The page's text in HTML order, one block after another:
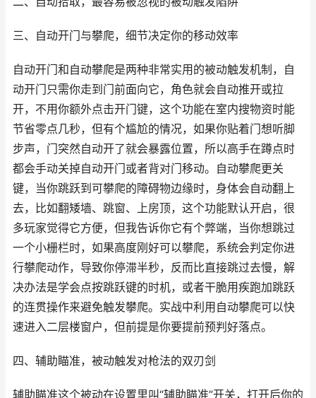
三、自动开门与攀爬，细节决定你的移动效率
自动开门和自动攀爬是两种非常实用的被动触发机制，自
动开门只需你走到门前面向它，角色就会自动推开或拉
开，不用你额外点击开门键，这个功能在室内搜物资时能
节省零点几秒，但有个尴尬的情况，如果你贴着门想听脚
步声，门突然自动开了就会暴露位置，所以高手在蹲点时
都会手动关掉自动开门或者背对门移动。自动攀爬更关
键，当你跳跃到可攀爬的障碍物边缘时，身体会自动翻上
去，比如翻矮墙、跳窗、上房顶，这个功能默认开启，很
多玩家觉得它方便，但我告诉你它有个弊端，当你想跳过
一个小栅栏时，如果高度刚好可以攀爬，系统会判定你进
行攀爬动作，导致你停滞半秒，反而比直接跳过去慢，解
决办法是学会点按跳跃键的时机，或者干脆用疾跑加跳跃
的连贯操作来避免触发攀爬。实战中利用自动攀爬可以快
速进入二层楼窗户，但前提是你要提前预判好落点。
四、辅助瞄准，被动触发对枪法的双刃剑
辅助瞄准这个被动在设置里叫“辅助瞄准”开关，打开后你的